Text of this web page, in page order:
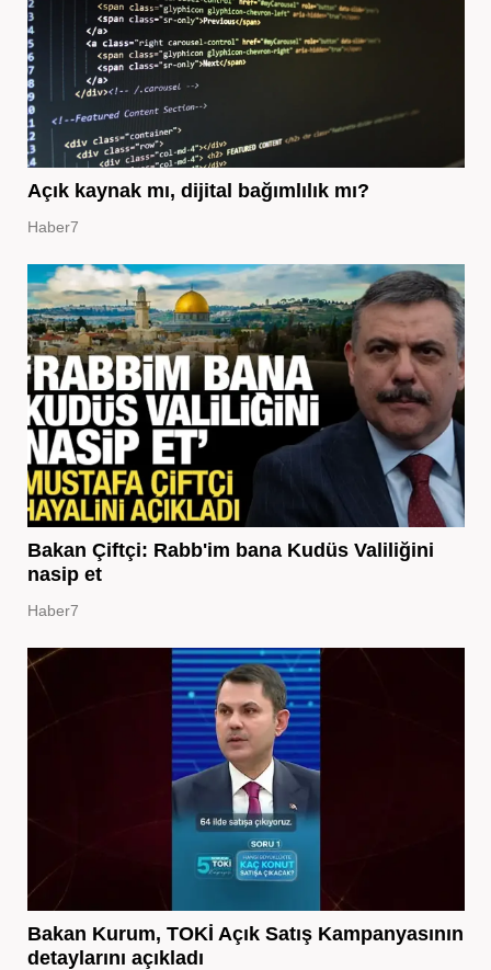
Açık kaynak mı, dijital bağımlılık mı?
Haber7
Bakan Çiftçi: Rabb'im bana Kudüs Valiliğini
nasip et
Haber7
Bakan Kurum, TOKİ Açık Satış Kampanyasının
detaylarını açıkladı